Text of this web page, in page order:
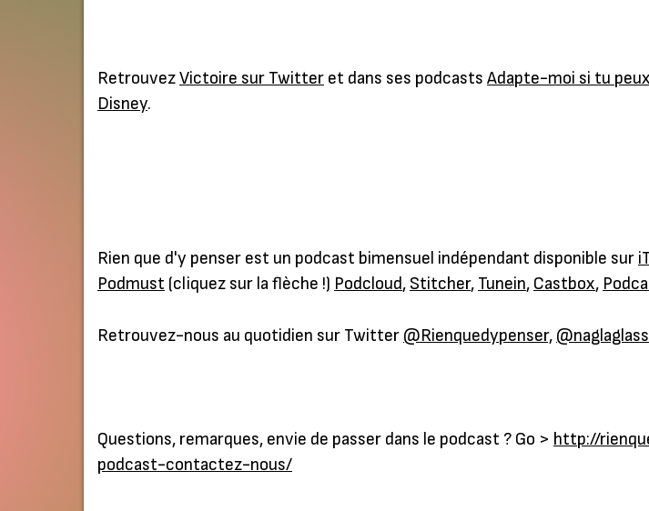
RetrouvezVictoire sur Twitter et dans ses podcasts Adapte-moi si tu peux
Disney.
Rien que d'y penser est un podcast bimensuel indépendant disponible sur
Podmust (cliquez sur la flèche !) Podcloud, Stitcher, Tunein, Castbox,
Retrouvez-nous au quotidien sur Twitter @Rienquedypenser,
Questions, remarques, envie de passer dans le podcast ? Go > http://
podcast-contactez-nous/